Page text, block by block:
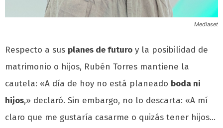
Mediaset
Respecto a sus planes de futuro y la posibilidad de
matrimonio o hijos, Rubén Torres mantiene la
cautela: «A día de hoy no está planeado boda ni
hijos,» declaró. Sin embargo, no lo descarta: «A mí
claro que me gustaría casarme o quizás tener hijos…